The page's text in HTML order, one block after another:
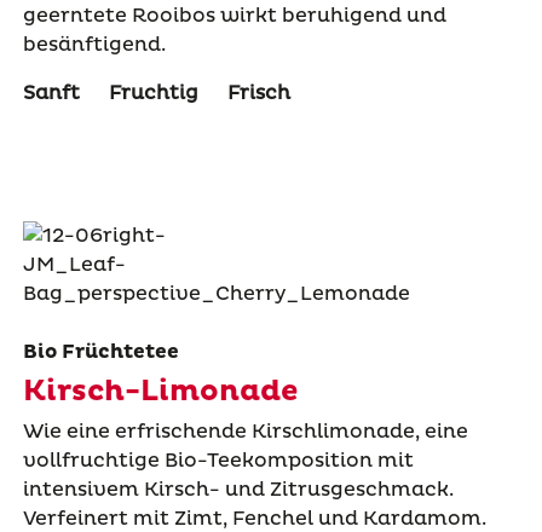
geerntete Rooibos wirkt beruhigend und
besänftigend.
Sanft
Fruchtig Frisch
Bio Früchtetee
Kirsch-Limonade
Wie eine erfrischende Kirschlimonade, eine
vollfruchtige Bio-Teekomposition mit
intensivem Kirsch- und Zitrusgeschmack.
Verfeinert mit Zimt, Fenchel und Kardamom.